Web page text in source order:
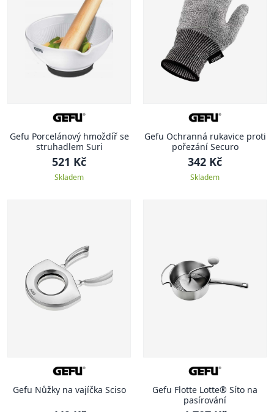
Gefu Porcelánový hmoždíř se
struhadlem Suri
521 Kč
Skladem
Gefu Ochranná rukavice proti
pořezání Securo
342 Kč
Skladem
Gefu Nůžky na vajíčka Sciso
Gefu Flotte Lotte® Síto na
pasírování